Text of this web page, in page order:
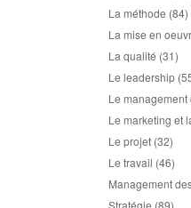
La méthode (84)
La mise en
La qualité (31)
Le leadership
Le
Le marketing et
Le projet (32)
Le travail (46)
Management
Stratégie (89)